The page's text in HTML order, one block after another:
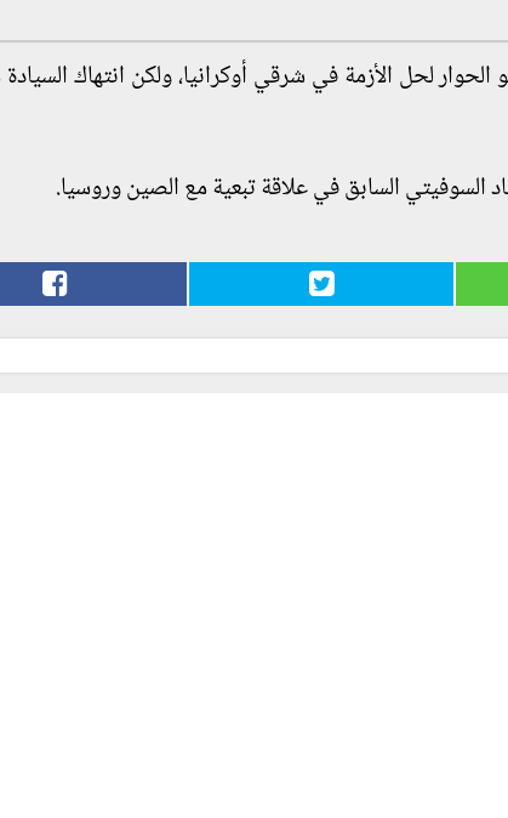
الحوار لحل الأزمة في شرقي أوكرانيا، ولكن انتهاك
السابق في علاقة تبعية مع الصين وروسيا.